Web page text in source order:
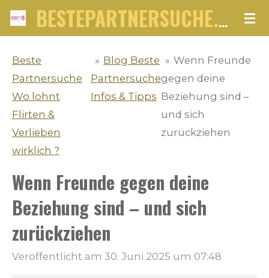
Zum
BESTEPARTNERSUCHE.NET
Beste
Partnersuche
Wo lohnt
Flirten &
Verlieben
wirklich ?
» Blog Beste
Partnersuche
Infos & Tipps
» Wenn Freunde
gegen deine
Beziehung sind –
und sich
zurückziehen
Wenn Freunde gegen deine
Beziehung sind – und sich
zurückziehen
Veröffentlicht am 30. Juni 2025 um 07:48